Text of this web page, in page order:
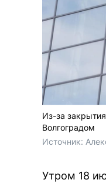
Из-за
Волгоградом
Источник:
Утром 18